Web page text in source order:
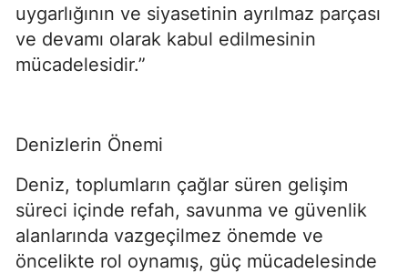
uygarlığının ve siyasetinin ayrılmaz parçası
ve devamı olarak kabul edilmesinin
mücadelesidir.”
Denizlerin Önemi
Deniz, toplumların çağlar süren gelişim
süreci içinde refah, savunma ve güvenlik
alanlarında vazgeçilmez önemde ve
öncelikte rol oynamış, güç mücadelesinde